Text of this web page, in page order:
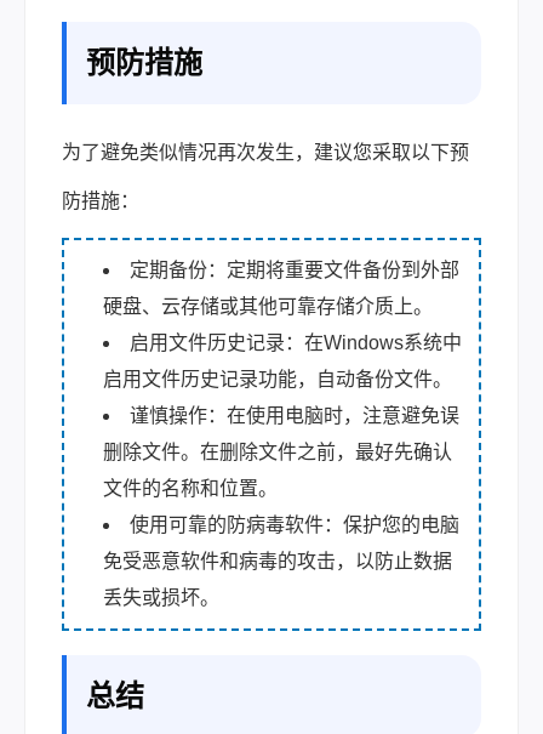
预防措施
为了避免类似情况再次发生，建议您采取以下预
防措施：
定期备份：定期将重要文件备份到外部
硬盘、云存储或其他可靠存储介质上。
启用文件历史记录：在Windows系统中
启用文件历史记录功能，自动备份文件。
谨慎操作：在使用电脑时，注意避免误
删除文件。在删除文件之前，最好先确认
文件的名称和位置。
使用可靠的防病毒软件：保护您的电脑
免受恶意软件和病毒的攻击，以防止数据
丢失或损坏。
总结